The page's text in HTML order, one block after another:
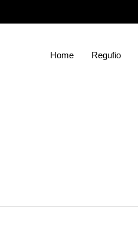
Home Regufio